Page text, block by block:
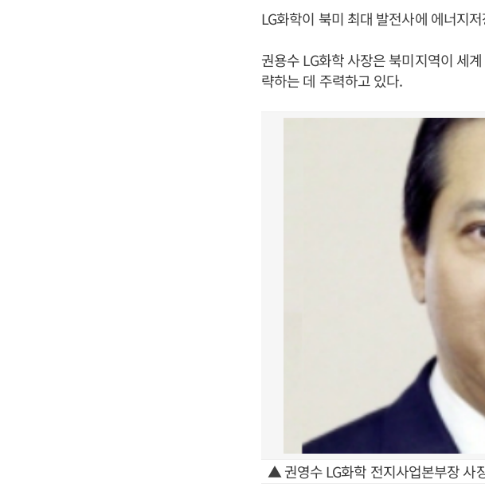
LG화학이 북미 최대 발전사에 에너지
권용수 LG화학 사장은 북미지역이 세
략하는 데 주력하고 있다.
▲ 권영수 LG화학 전지사업본부장 사